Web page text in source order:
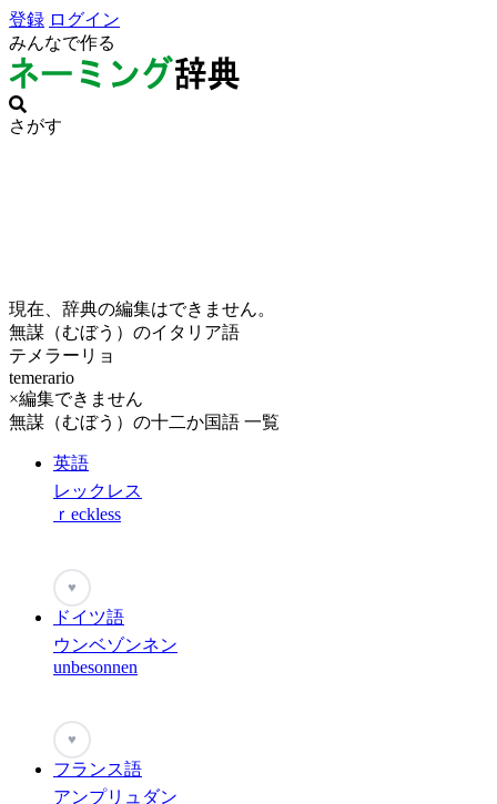
登録 ログイン
みんなで作る
さがす
現在、辞典の編集はできません。
無謀（むぼう）のイタリア語
テメラーリョ
temerario
×編集できません
無謀（むぼう）の十二か国語 一覧
英語
レックレス
ｒeckless
♥
ドイツ語
ウンベゾンネン
unbesonnen
♥
フランス語
アンプリュダン